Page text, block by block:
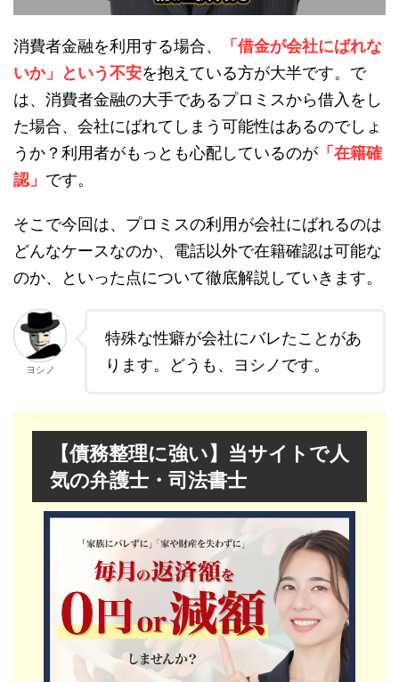
消費者金融を利用する場合、
「借金が会社にばれな
いか」という不安を抱えている方が大半です。で
は、消費者金融の大手であるプロミスから借入をし
た場合、会社にばれてしまう可能性はあるのでしょ
うか？利用者がもっとも心配しているのが 「在籍確
認」 です。
そこで今回は、プロミスの利用が会社にばれるのは
どんなケースなのか、電話以外で在籍確認は可能な
のか、といった点について徹底解説していきます。
ヨシノ
特殊な性癖が会社にバレたことがあ
ります。どうも、ヨシノです。
【債務整理に強い】当サイトで人
気の弁護士・司法書士